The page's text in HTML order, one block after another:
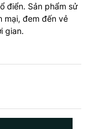
điển. Sản phẩm sử
mại, đem đến vẻ
gian.